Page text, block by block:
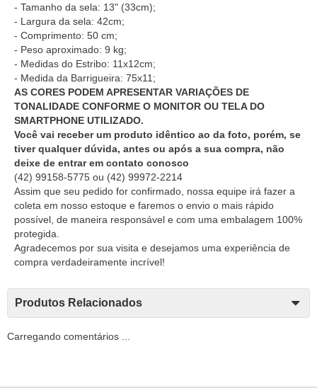
- Tamanho da sela: 13" (33cm);
- Largura da sela: 42cm;
- Comprimento: 50 cm;
- Peso aproximado: 9 kg;
- Medidas do Estribo: 11x12cm;
- Medida da Barrigueira: 75x11;
AS CORES PODEM APRESENTAR VARIAÇÕES DE
TONALIDADE CONFORME O MONITOR OU TELA DO
SMARTPHONE UTILIZADO.
Você vai receber um produto idêntico ao da foto, porém, se
tiver qualquer dúvida, antes ou após a sua compra, não
deixe de entrar em contato conosco
(42) 99158-5775 ou (42) 99972-2214
Assim que seu pedido for confirmado, nossa equipe irá fazer a
coleta em nosso estoque e faremos o envio o mais rápido
possível, de maneira responsável e com uma embalagem 100%
protegida.
Agradecemos por sua visita e desejamos uma experiência de
compra verdadeiramente incrível!
Produtos Relacionados
Carregando comentários ...